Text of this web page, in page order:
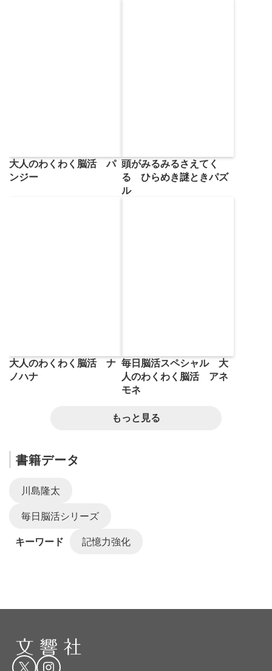
大人のわくわく脳活 パ
ンジー
頭がみるみるさえてく
る ひらめき謎ときパズ
ル
大人のわくわく脳活 ナ
ノハナ
毎日脳活スペシャル 大
人のわくわく脳活 アネ
モネ
もっと見る
書籍データ
川島隆太
毎日脳活シリーズ
キーワード 記憶力強化